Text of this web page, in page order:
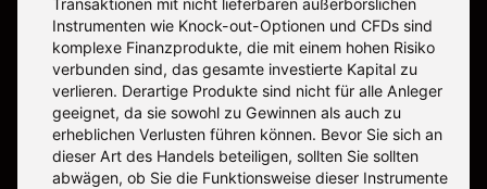
Transaktionen mit nicht lieferbaren außerbörslichen
Instrumenten wie Knock-out-Optionen und CFDs sind
komplexe Finanzprodukte, die mit einem hohen Risiko
verbunden sind, das gesamte investierte Kapital zu
verlieren. Derartige Produkte sind nicht für alle Anleger
geeignet, da sie sowohl zu Gewinnen als auch zu
erheblichen Verlusten führen können. Bevor Sie sich an
dieser Art des Handels beteiligen, sollten Sie sollten
abwägen, ob Sie die Funktionsweise dieser Instrumente